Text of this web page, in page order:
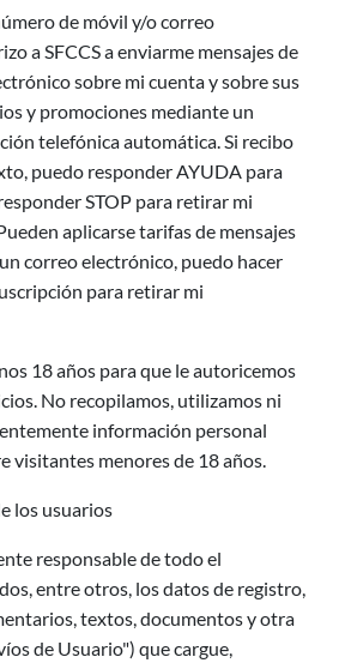
de móvil y/o correo
a SFCCS a enviarme mensajes de
sobre mi cuenta y sobre sus
y promociones mediante un
telefónica automática. Si recibo
puedo responder AYUDA para
STOP para retirar mi
aplicarse tarifas de mensajes
correo electrónico, puedo hacer
para retirar mi
18 años para que le autoricemos
No recopilamos, utilizamos ni
información personal
visitantes menores de 18 años.
los usuarios
responsable de todo el
entre otros, los datos de registro,
textos, documentos y otra
de Usuario") que cargue,